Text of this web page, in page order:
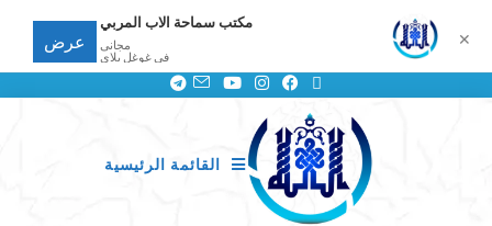
القائمة الرئيسية
✕
مكتب سماحة الاب المربي
مجانى
في غوغل بلاي
عرض